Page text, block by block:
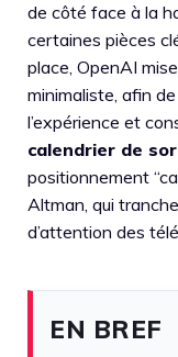
de côté face à la
certaines pièces
place, OpenAI
minimaliste, afin
l’expérience et
calendrier de
positionnement
Altman, qui
d’attention des
EN BREF